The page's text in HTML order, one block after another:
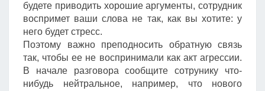
будете приводить хорошие аргументы, сотрудник
воспримет ваши слова не так, как вы хотите: у
него будет стресс.
Поэтому важно преподносить обратную связь
так, чтобы ее не воспринимали как акт агрессии.
В начале разговора сообщите сотрунику что-
нибудь нейтральное, например, что нового